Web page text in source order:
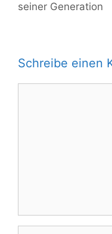
seiner Generation
Schreibe einen